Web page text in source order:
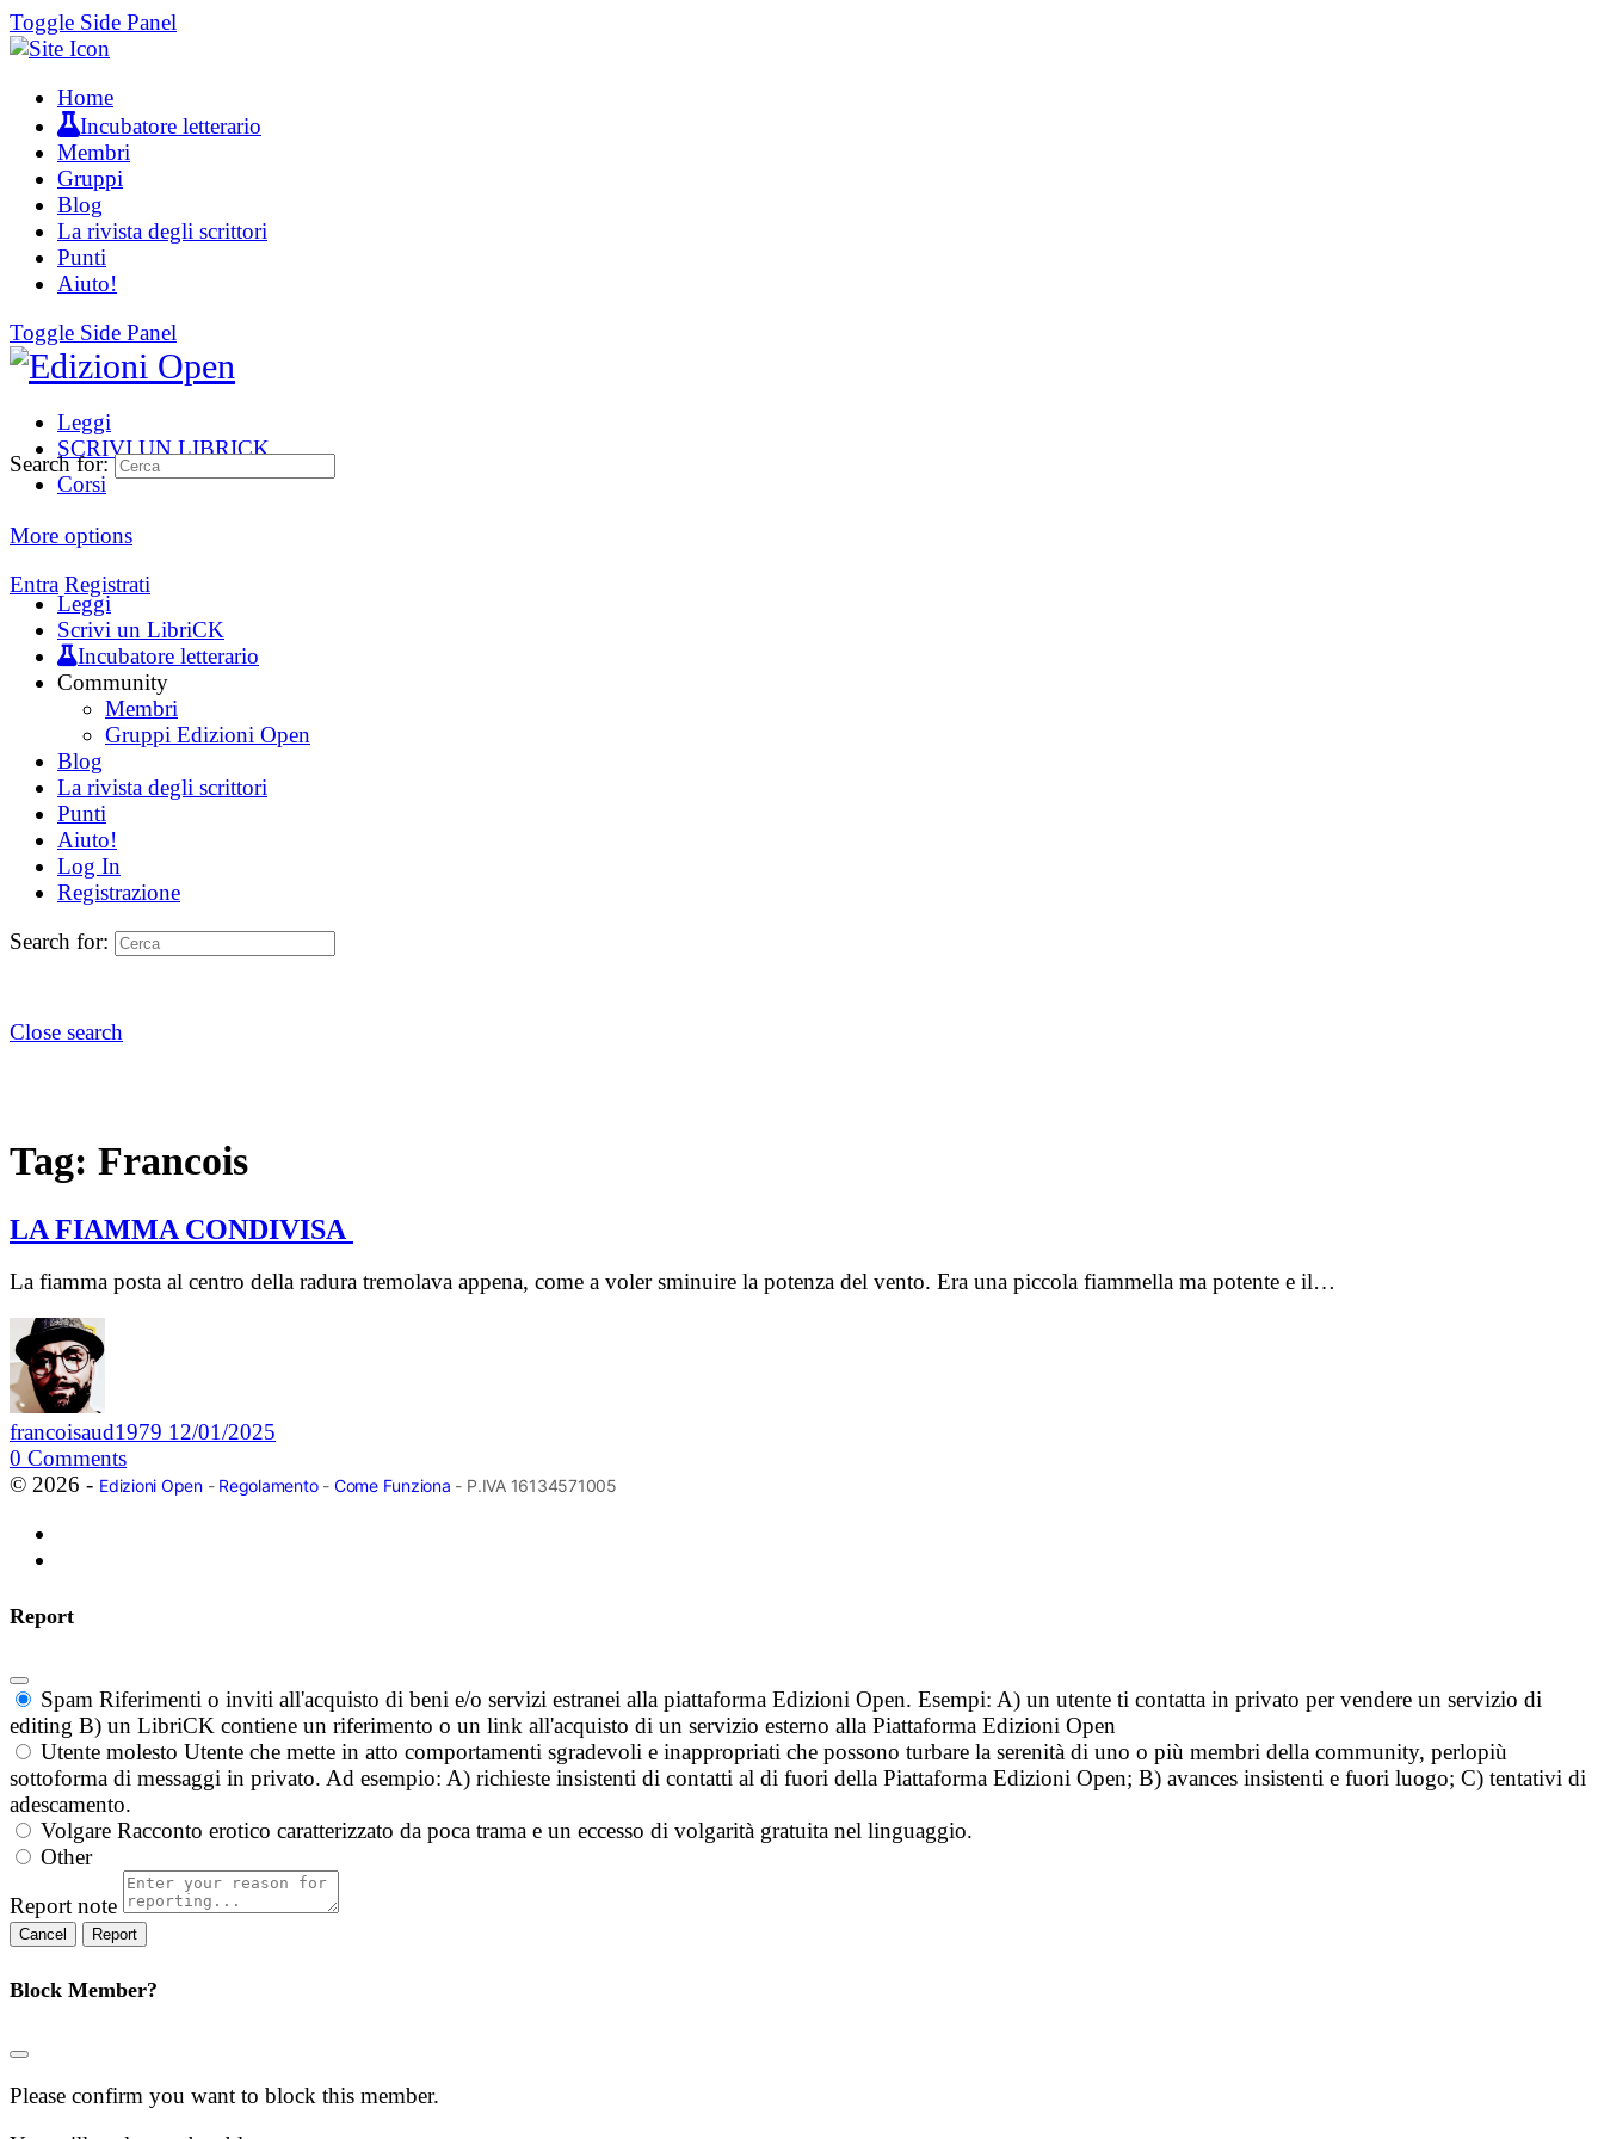
Toggle Side Panel
Home
Incubatore letterario
Membri
Gruppi
Blog
La rivista degli scrittori
Punti
Aiuto!
Toggle Side Panel
Leggi
SCRIVI UN LIBRICK
Corsi
More options
Entra Registrati
Search for:
Leggi
Scrivi un LibriCK
Incubatore letterario
Community
Membri
Gruppi Edizioni Open
Blog
La rivista degli scrittori
Punti
Aiuto!
Log In
Registrazione
Search for:
Close search
Tag: Francois
LA FIAMMA CONDIVISA
La fiamma posta al centro della radura tremolava appena, come a voler sminuire la potenza del vento. Era una piccola fiammella ma potente e il…
francoisaud1979 12/01/2025
0 Comments
© 2026 - Edizioni Open- Regolamento- Come Funziona - P.IVA 16134571005
Report
Spam Riferimenti o inviti all'acquisto di beni e/o servizi estranei alla piattaforma Edizioni Open. Esempi: A) un utente ti contatta in privato per vendere un servizio di
editing B) un LibriCK contiene un riferimento o un link all'acquisto di un servizio esterno alla Piattaforma Edizioni Open
Utente molesto Utente che mette in atto comportamenti sgradevoli e inappropriati che possono turbare la serenità di uno o più membri della community, perlopiù
sottoforma di messaggi in privato. Ad esempio: A) richieste insistenti di contatti al di fuori della Piattaforma Edizioni Open; B) avances insistenti e fuori luogo; C) tentativi di
adescamento.
Volgare Racconto erotico caratterizzato da poca trama e un eccesso di volgarità gratuita nel linguaggio.
Other
Report note
Report
Block Member?
Please confirm you want to block this member.